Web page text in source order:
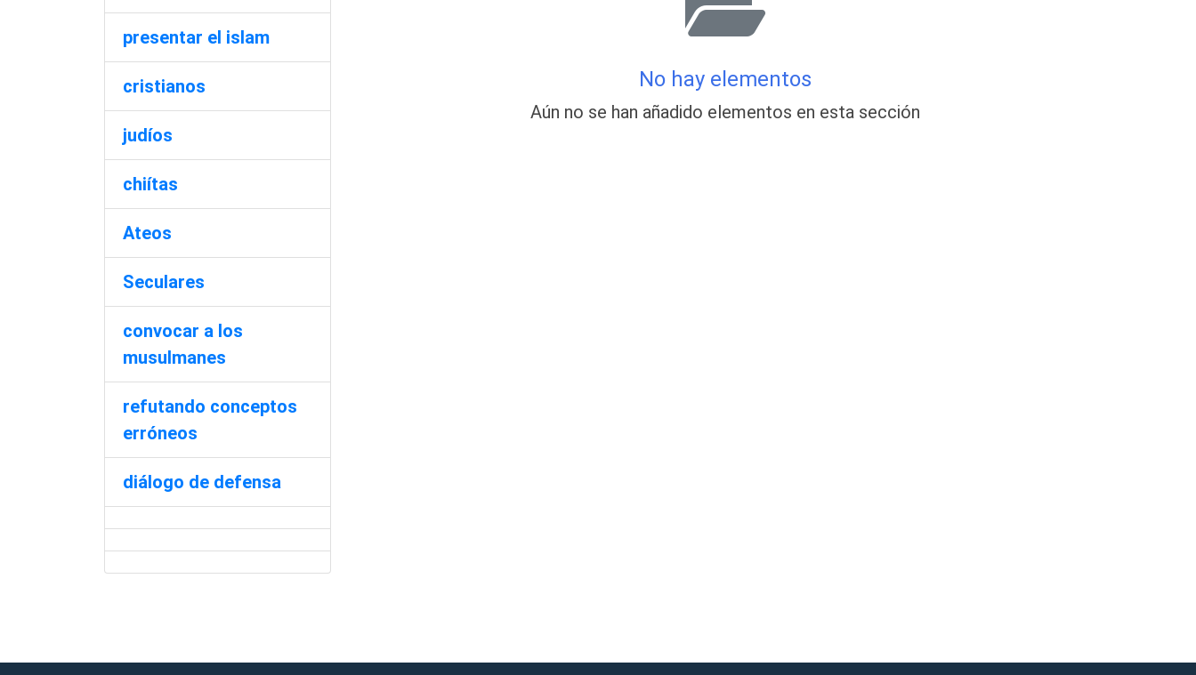
presentar el islam
cristianos
judíos
chiítas
Ateos
Seculares
convocar a los
musulmanes
refutando conceptos
erróneos
diálogo de defensa
No hay elementos
Aún no se han añadido elementos en esta sección